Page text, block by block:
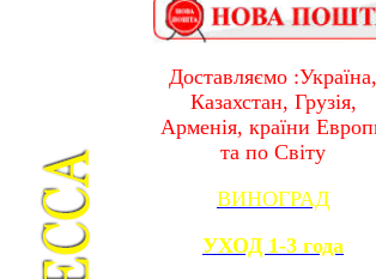
Доставляємо :Україна,
Казахстан, Грузія,
Арменія, країни
та по Світу
ВИНОГРАД
УХОД 1-3 года